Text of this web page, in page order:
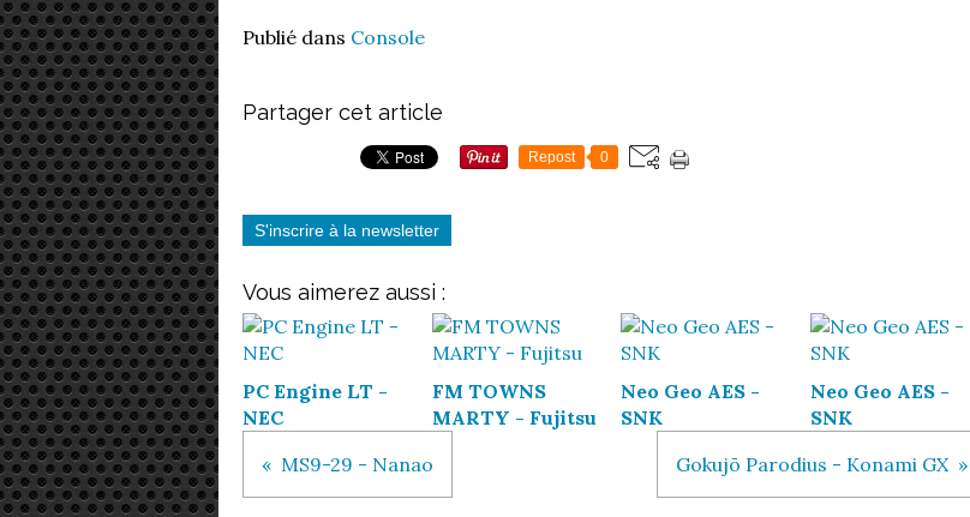
Publié dans Console
Partager cet article
Repost 0
S'inscrire à la newsletter
Vous aimerez aussi :
PC Engine LT -
NEC
FM TOWNS
MARTY - Fujitsu
Neo Geo AES -
SNK
Neo Geo AES -
SNK
MS9-29 - Nanao
Gokujō Parodius - Konami GX